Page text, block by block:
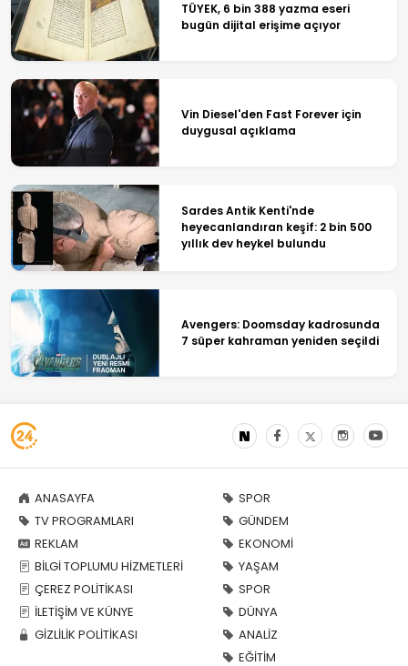
TÜYEK, 6 bin 388 yazma eseri
bugün dijital erişime açıyor
Vin Diesel'den Fast Forever için
duygusal açıklama
Sardes Antik Kenti'nde
heyecanlandıran keşif: 2 bin 500
yıllık dev heykel bulundu
Avengers: Doomsday kadrosunda
7 süper kahraman yeniden seçildi
ANASAYFA
TV PROGRAMLARI
REKLAM
BİLGİ TOPLUMU HİZMETLERİ
ÇEREZ POLİTİKASI
İLETİŞİM VE KÜNYE
GİZLİLİK POLİTİKASI
SPOR
GÜNDEM
EKONOMİ
YAŞAM
SPOR
DÜNYA
ANALİZ
EĞİTİM